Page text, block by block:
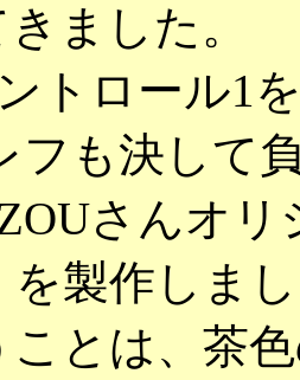
ました。
トロール1
フも決して
さんオリ
を製作しま
ことは、茶